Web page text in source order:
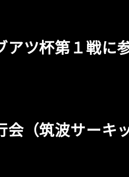
アツ杯第１戦に
会（筑波サーキッ